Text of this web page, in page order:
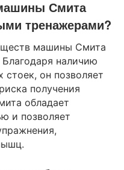
Смита
тренажерами?
машины Смита
Благодаря наличию
он позволяет
получения
обладает
и позволяет